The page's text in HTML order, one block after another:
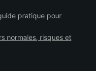
pratique pour
normales, risques et